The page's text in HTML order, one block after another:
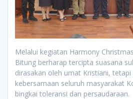
Melalui kegiatan Harmony
Bitung berharap tercipta suasana
dirasakan oleh umat Kristiani,
kebersamaan seluruh masyarakat
bingkai toleransi dan persaudaraan.